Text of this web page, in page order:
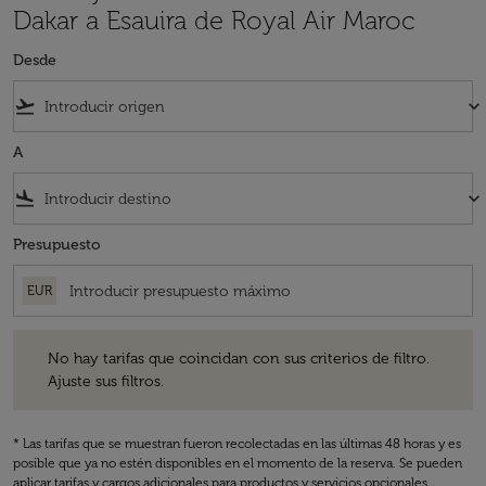
Dakar a Esauira de Royal Air Maroc
Desde
flight_takeoff keyboard_arrow_down
A
flight_land keyboard_arrow_down
Presupuesto
EUR
No hay tarifas que coincidan con sus criterios de filtro.
Ajuste sus filtros.
* Las tarifas que se muestran fueron recolectadas en las últimas 48 horas y es
posible que ya no estén disponibles en el momento de la reserva. Se pueden
aplicar tarifas y cargos adicionales para productos y servicios opcionales.